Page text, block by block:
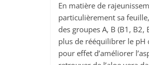
En matière de
particulièrement sa
des groupes A, B (B1,
plus de rééquilibrer le pH
pour effet d’améliorer